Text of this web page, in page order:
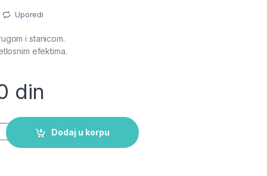
Uporedi
i stanicom.
efektima.
din
i prugom quantity
Dodaj u korpu